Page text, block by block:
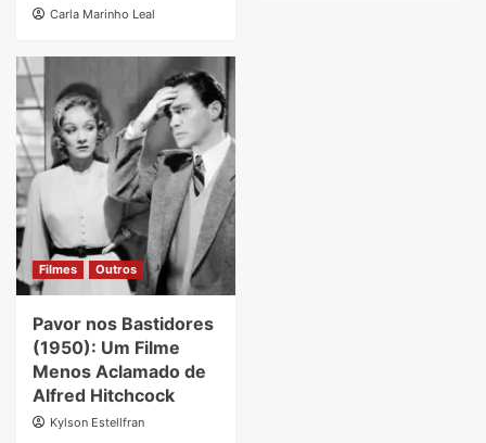
Carla Marinho Leal
Filmes Outros
Pavor nos Bastidores
(1950): Um Filme
Menos Aclamado de
Alfred Hitchcock
Kylson Estellfran